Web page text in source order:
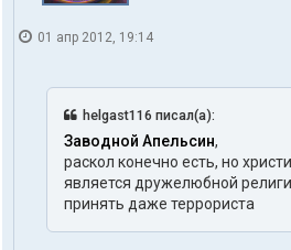
01 апр 2012, 19:14
helgast116 писал(а):
Заводной Апельсин,
раскол конечно есть, но
является дружелюбной
принять даже террориста